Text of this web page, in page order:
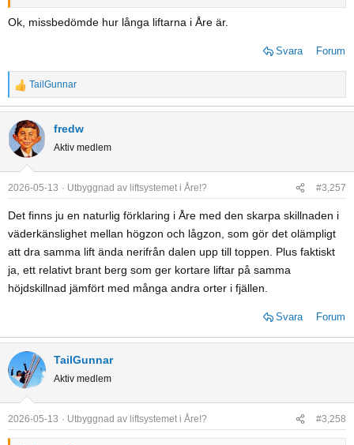
Ok, missbedömde hur långa liftarna i Åre är.
Svara Forum
R
e
a
c
t
i
o
n
s
:
TailGunnar
fredw
Aktiv medlem
2026-05-13 Utbyggnad av liftsystemet i Åre!? #3,257
Det finns ju en naturlig förklaring i Åre med den skarpa skillnaden i
väderkänslighet mellan högzon och lågzon, som gör det olämpligt
att dra samma lift ända nerifrån dalen upp till toppen. Plus faktiskt
ja, ett relativt brant berg som ger kortare liftar på samma
höjdskillnad jämfört med många andra orter i fjällen.
Svara Forum
TailGunnar
Aktiv medlem
2026-05-13 Utbyggnad av liftsystemet i Åre!? #3,258